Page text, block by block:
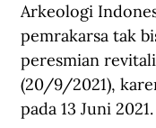
Arkeologi
pemrakarsa tak
peresmian
(20/9/2021),
pada 13 Juni 2021.